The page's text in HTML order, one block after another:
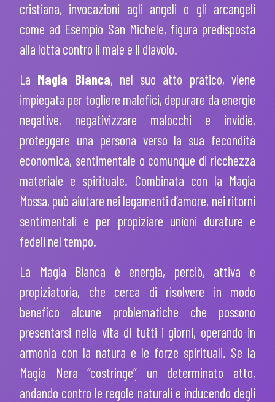
cristiana, invocazioni agli angeli o gli arcangeli
come ad Esempio San Michele, figura predisposta
alla lotta contro il male e il diavolo.
La Magia Bianca, nel suo atto pratico, viene
impiegata per togliere malefici, depurare da energie
negative, negativizzare malocchi e invidie,
proteggere una persona verso la sua fecondità
economica, sentimentale o comunque di ricchezza
materiale e spirituale. Combinata con la Magia
Mossa, può aiutare nei legamenti d’amore, nei ritorni
sentimentali e per propiziare unioni durature e
fedeli nel tempo.
La Magia Bianca è energia, perciò, attiva e
propiziatoria, che cerca di risolvere in modo
benefico alcune problematiche che possono
presentarsi nella vita di tutti i giorni, operando in
armonia con la natura e le forze spirituali. Se la
Magia Nera “costringe” un determinato atto,
andando contro le regole naturali e inducendo degli